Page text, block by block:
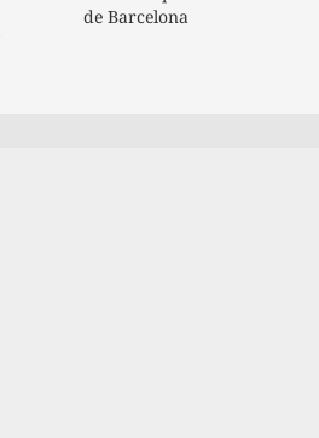
de Barcelona